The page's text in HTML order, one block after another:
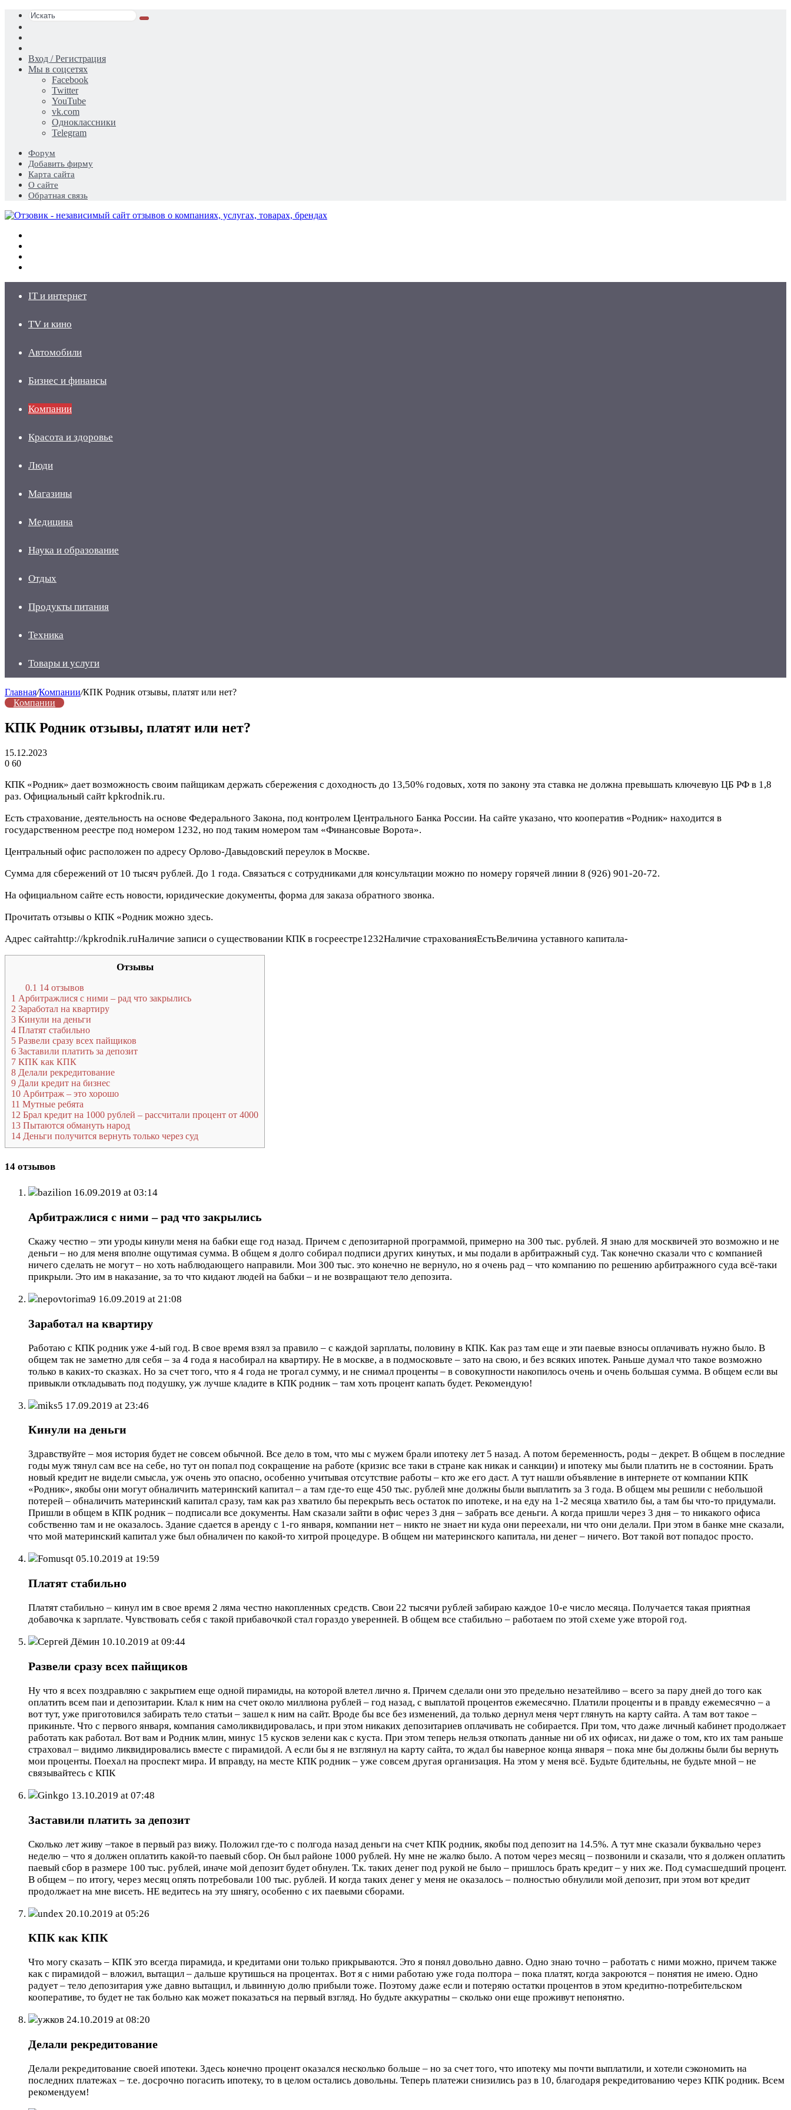
Искать
статья
Вход / Регистрация
Мы в соцсетях
Facebook
Twitter
YouTube
vk.com
Одноклассники
Telegram
Форум
Добавить фирму
Карта сайта
О сайте
Обратная связь
IT и интернет
TV и кино
Автомобили
Бизнес и финансы
Компании
Красота и здоровье
Люди
Магазины
Медицина
Наука и образование
Отдых
Продукты питания
Техника
Товары и услуги
Главная/Компании/КПК Родник отзывы, платят или нет?
Компании
КПК Родник отзывы, платят или нет?
15.12.2023
0 60
КПК «Родник» дает возможность своим пайщикам держать сбережения с доходность до 13,50% годовых, хотя по закону эта ставка не должна превышать ключевую ЦБ РФ в 1,8
раз. Официальный сайт kpkrodnik.ru.
Есть страхование, деятельность на основе Федерального Закона, под контролем Центрального Банка России. На сайте указано, что кооператив «Родник» находится в
государственном реестре под номером 1232, но под таким номером там «Финансовые Ворота».
Центральный офис расположен по адресу Орлово-Давыдовский переулок в Москве.
Сумма для сбережений от 10 тысяч рублей. До 1 года. Связаться с сотрудниками для консультации можно по номеру горячей линии 8 (926) 901-20-72.
На официальном сайте есть новости, юридические документы, форма для заказа обратного звонка.
Прочитать отзывы о КПК «Родник можно здесь.
Адрес сайтаhttp://kpkrodnik.ruНаличие записи о существовании КПК в госреестре1232Наличие страхованияЕстьВеличина уставного капитала-
Отзывы
0.1 14 отзывов
1 Арбитражлися с ними – рад что закрылись
2 Заработал на квартиру
3 Кинули на деньги
4 Платят стабильно
5 Развели сразу всех пайщиков
6 Заставили платить за депозит
7 КПК как КПК
8 Делали рекредитование
9 Дали кредит на бизнес
10 Арбитраж – это хорошо
11 Мутные ребята
12 Брал кредит на 1000 рублей – рассчитали процент от 4000
13 Пытаются обмануть народ
14 Деньги получится вернуть только через суд
14 отзывов
bazilion 16.09.2019 at 03:14
Арбитражлися с ними – рад что закрылись
Скажу честно – эти уроды кинули меня на бабки еще год назад. Причем с депозитарной программой, примерно на 300 тыс. рублей. Я знаю для москвичей это возможно и не
деньги – но для меня вполне ощутимая сумма. В общем я долго собирал подписи других кинутых, и мы подали в арбитражный суд. Так конечно сказали что с компанией
ничего сделать не могут – но хоть наблюдающего направили. Мои 300 тыс. это конечно не вернуло, но я очень рад – что компанию по решению арбитражного суда всё-таки
прикрыли. Это им в наказание, за то что кидают людей на бабки – и не возвращают тело депозита.
nepovtorima9 16.09.2019 at 21:08
Заработал на квартиру
Работаю с КПК родник уже 4-ый год. В свое время взял за правило – с каждой зарплаты, половину в КПК. Как раз там еще и эти паевые взносы оплачивать нужно было. В
общем так не заметно для себя – за 4 года я насобирал на квартиру. Не в москве, а в подмосковьте – зато на свою, и без всяких ипотек. Раньше думал что такое возможно
только в каких-то сказках. Но за счет того, что я 4 года не трогал сумму, и не снимал проценты – в совокупности накопилось очень и очень большая сумма. В общем если вы
привыкли откладывать под подушку, уж лучше кладите в КПК родник – там хоть процент капать будет. Рекомендую!
miks5 17.09.2019 at 23:46
Кинули на деньги
Здравствуйте – моя история будет не совсем обычной. Все дело в том, что мы с мужем брали ипотеку лет 5 назад. А потом беременность, роды – декрет. В общем в последние
годы муж тянул сам все на себе, но тут он попал под сокращение на работе (кризис все таки в стране как никак и санкции) и ипотеку мы были платить не в состоянии. Брать
новый кредит не видели смысла, уж очень это опасно, особенно учитывая отсутствие работы – кто же его даст. А тут нашли объявление в интернете от компании КПК
«Родник», якобы они могут обналичить материнский капитал – а там где-то еще 450 тыс. рублей мне должны были выплатить за 3 года. В общем мы решили с небольшой
потерей – обналичить материнский капитал сразу, там как раз хватило бы перекрыть весь остаток по ипотеке, и на еду на 1-2 месяца хватило бы, а там бы что-то придумали.
Пришли в общем в КПК родник – подписали все документы. Нам сказали зайти в офис через 3 дня – забрать все деньги. А когда пришли через 3 дня – то никакого офиса
собственно там и не оказалось. Здание сдается в аренду с 1-го января, компании нет – никто не знает ни куда они переехали, ни что они делали. При этом в банке мне сказали,
что мой материнский капитал уже был обналичен по какой-то хитрой процедуре. В общем ни материнского капитала, ни денег – ничего. Вот такой вот попадос просто.
Fomusqt 05.10.2019 at 19:59
Платят стабильно
Платят стабильно – кинул им в свое время 2 ляма честно накопленных средств. Свои 22 тысячи рублей забираю каждое 10-е число месяца. Получается такая приятная
добавочка к зарплате. Чувствовать себя с такой прибавочкой стал гораздо уверенней. В общем все стабильно – работаем по этой схеме уже второй год.
Сергей Дёмин 10.10.2019 at 09:44
Развели сразу всех пайщиков
Ну что я всех поздравляю с закрытием еще одной пирамиды, на которой влетел лично я. Причем сделали они это предельно незатейливо – всего за пару дней до того как
оплатить всем паи и депозитарии. Клал к ним на счет около миллиона рублей – год назад, с выплатой процентов ежемесячно. Платили проценты и в правду ежемесячно – а
вот тут, уже приготовился забирать тело статьи – зашел к ним на сайт. Вроде бы все без изменений, да только дернул меня черт глянуть на карту сайта. А там вот такое –
прикиньте. Что с первого января, компания самоликвидировалась, и при этом никаких депозитариев оплачивать не собирается. При том, что даже личный кабинет продолжает
работать как работал. Вот вам и Родник млин, минус 15 кусков зелени как с куста. При этом теперь нельзя откопать данные ни об их офисах, ни даже о том, кто их там раньше
страховал – видимо ликвидировались вместе с пирамидой. А если бы я не взглянул на карту сайта, то ждал бы наверное конца января – пока мне бы должны были бы вернуть
мои проценты. Поехал на проспект мира. И вправду, на месте КПК родник – уже совсем другая организация. На этом у меня всё. Будьте бдительны, не будьте мной – не
связывайтесь с КПК
Ginkgo 13.10.2019 at 07:48
Заставили платить за депозит
Сколько лет живу –такое в первый раз вижу. Положил где-то с полгода назад деньги на счет КПК родник, якобы под депозит на 14.5%. А тут мне сказали буквально через
неделю – что я должен оплатить какой-то паевый сбор. Он был районе 1000 рублей. Ну мне не жалко было. А потом через месяц – позвонили и сказали, что я должен оплатить
паевый сбор в размере 100 тыс. рублей, иначе мой депозит будет обнулен. Т.к. таких денег под рукой не было – пришлось брать кредит – у них же. Под сумасшедший процент.
В общем – по итогу, через месяц опять потребовали 100 тыс. рублей. И когда таких денег у меня не оказалось – полностью обнулили мой депозит, при этом вот кредит
продолжает на мне висеть. НЕ ведитесь на эту шнягу, особенно с их паевыми сборами.
undex 20.10.2019 at 05:26
КПК как КПК
Что могу сказать – КПК это всегда пирамида, и кредитами они только прикрываются. Это я понял довольно давно. Одно знаю точно – работать с ними можно, причем также
как с пирамидой – вложил, вытащил – дальше крутишься на процентах. Вот я с ними работаю уже года полтора – пока платят, когда закроются – понятия не имею. Одно
радует – тело депозитария уже давно вытащил, и львинную долю прибыли тоже. Поэтому даже если и потеряю остатки процентов в этом кредитно-потребительском
кооперативе, то будет не так больно как может показаться на первый взгляд. Но будьте аккуратны – сколько они еще проживут непонятно.
ужков 24.10.2019 at 08:20
Делали рекредитование
Делали рекредитование своей ипотеки. Здесь конечно процент оказался несколько больше – но за счет того, что ипотеку мы почти выплатили, и хотели сэкономить на
последних платежах – т.е. досрочно погасить ипотеку, то в целом остались довольны. Теперь платежи снизились раз в 10, благодаря рекредитованию через КПК родник. Всем
рекомендуем!